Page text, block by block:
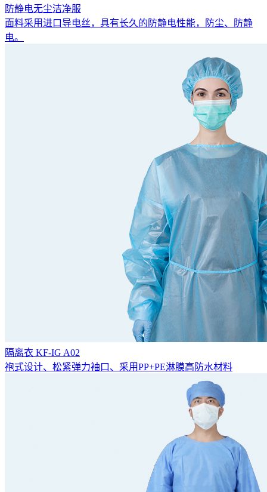
防静电无尘洁净服
面料采用进口导电丝，具有长久的防静电性能，防尘、防静
电。
隔离衣 KF-IG A02
袍式设计、松紧弹力袖口、采用PP+PE淋膜高防水材料